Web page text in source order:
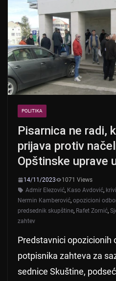
POLITIKA
Pisarnica ne radi,
prijava protiv
Opštinske uprave
14/11/2023
1071 Views
Admir Elezović, Kaso Avdović,
Nermin Kamberović, opozicioni
predsednik skupštine, Rafet Zornić,
zahtev
Predstavnici opozicionih
potpisnika zahteva za
sednice Skuštine,